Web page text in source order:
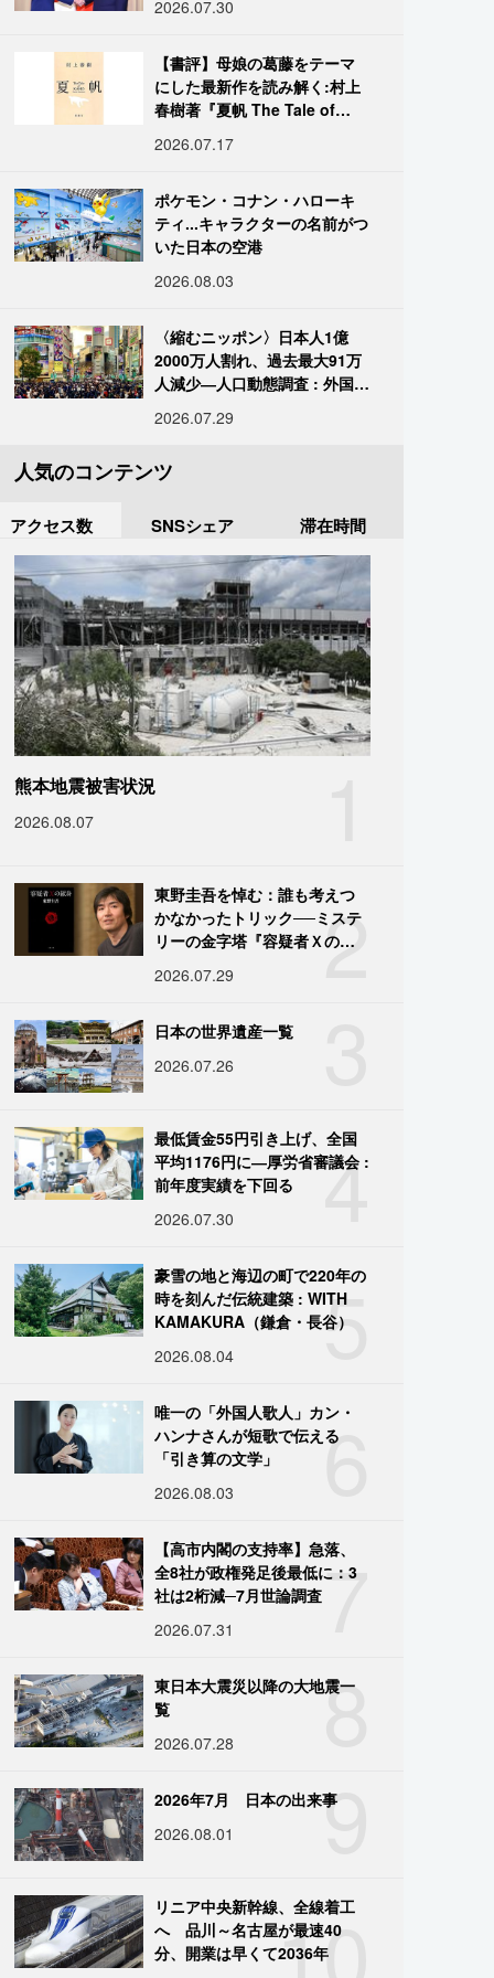
2026.07.30
【書評】母娘の葛藤をテーマ
にした最新作を読み解く:村上
春樹著『夏帆 The Tale of
2026.07.17
ポケモン・コナン・ハローキ
ティ...キャラクターの名前がつ
いた日本の空港
2026.08.03
〈縮むニッポン〉日本人1億
2000万人割れ、過去最大91万
人減少―人口動態調査 : 外国人
2026.07.29
人気のコンテンツ
アクセス数 SNSシェア 滞在時間
熊本地震被害状況
2026.08.07
2
東野圭吾を悼む：誰も考えつ
かなかったトリック──ミステ
リーの金字塔『容疑者Ｘの献
2026.07.29
日本の世界遺産一覧
2026.07.26
4
最低賃金55円引き上げ、全国
平均1176円に―厚労省審議会 :
前年度実績を下回る
2026.07.30
5
豪雪の地と海辺の町で220年の
時を刻んだ伝統建築 : WITH
KAMAKURA（鎌倉・長谷）
2026.08.04
6
唯一の「外国人歌人」カン・
ハンナさんが短歌で伝える
「引き算の文学」
2026.08.03
7
【高市内閣の支持率】急落、
全8社が政権発足後最低に：3
社は2桁減─7月世論調査
2026.07.31
8
東日本大震災以降の大地震一
覧
2026.07.28
9
2026年7月 日本の出来事
2026.08.01
10
リニア中央新幹線、全線着工
へ 品川～名古屋が最速40
分、開業は早くて2036年